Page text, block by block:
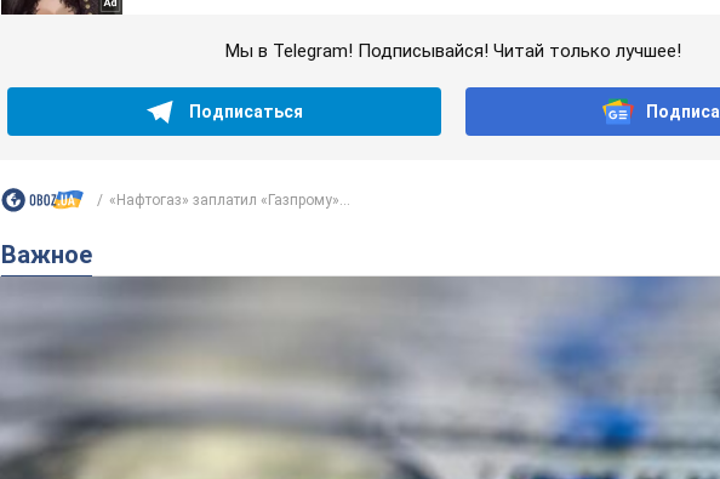
Мы в Telegram! Подписывайся! Читай только лучшее!
Подписаться
«Нафтогаз» заплатил «Газпрому»...
Важное